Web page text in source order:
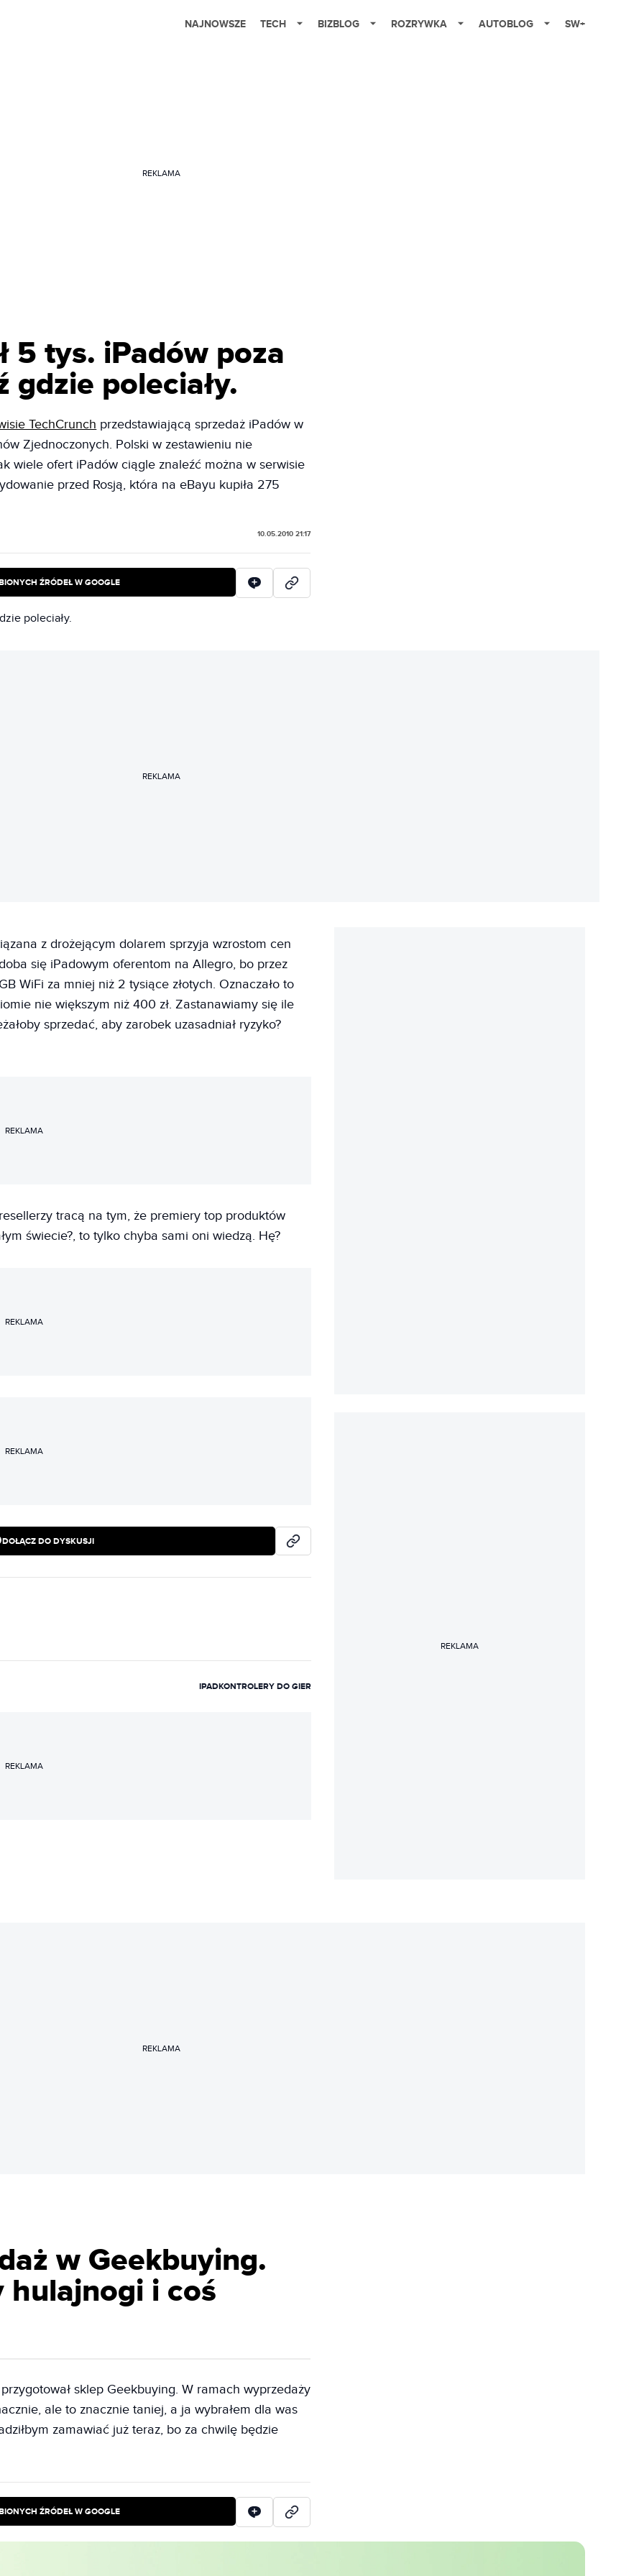
NAJNOWSZE TECH BIZBLOG ROZRYWKA AUTOBLOG SW+
REKLAMA
5 tys. iPadów poza
gdzie poleciały.
TechCrunch przedstawiającą sprzedaż iPadów w
Zjednoczonych. Polski w zestawieniu nie
wiele ofert iPadów ciągle znaleźć można w serwisie
przed Rosją, która na eBayu kupiła 275
10.05.2010 21:17
ŹRÓDEŁ W GOOGLE
REKLAMA
z drożejącym dolarem sprzyja wzrostom cen
się iPadowym oferentom na Allegro, bo przez
WiFi za mniej niż 2 tysiące złotych. Oznaczało to
nie większym niż 400 zł. Zastanawiamy się ile
sprzedać, aby zarobek uzasadniał ryzyko?
REKLAMA
tracą na tym, że premiery top produktów
świecie?, to tylko chyba sami oni wiedzą. Hę?
REKLAMA
REKLAMA
DOŁĄCZ DO DYSKUSJI
IPADKONTROLERY DO GIER
REKLAMA
REKLAMA
REKLAMA
w Geekbuying.
i coś
sklep Geekbuying. W ramach wyprzedaży
ale to znacznie taniej, a ja wybrałem dla was
zamawiać już teraz, bo za chwilę będzie
ŹRÓDEŁ W GOOGLE